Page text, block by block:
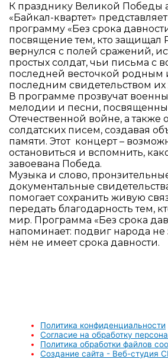
К празднику Великой Победы
«Байкал-квартет»
программу «Без срока
посвящение тем, кто защищал
вернулся с полей сражений,
простых солдат, чьи письма с
последней весточкой родным
последним свидетельством
В программе прозвучат
мелодии и песни,
Отечественной войне, а также
солдатских писем, создавая
памяти. Этот концерт –
остановиться и вспомнить,
завоевана Победа.
Музыка и слово,
документальные
помогает сохранить живую
передать благодарность тем,
мир. Программа «Без срока
напоминает: подвиг народа не
нём не имеет срока давности.
Политика конфиденциальности
Согласие на обработку
Политика обработки файлов
Создание сайта - Веб-студия